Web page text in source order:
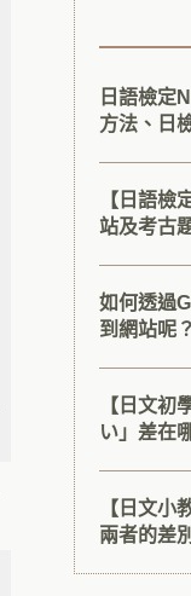
日語檢定
方法、日
【日語檢
站及考古
如何透過
到網站呢
【日文初
い」差在
【日文小
兩者的差別